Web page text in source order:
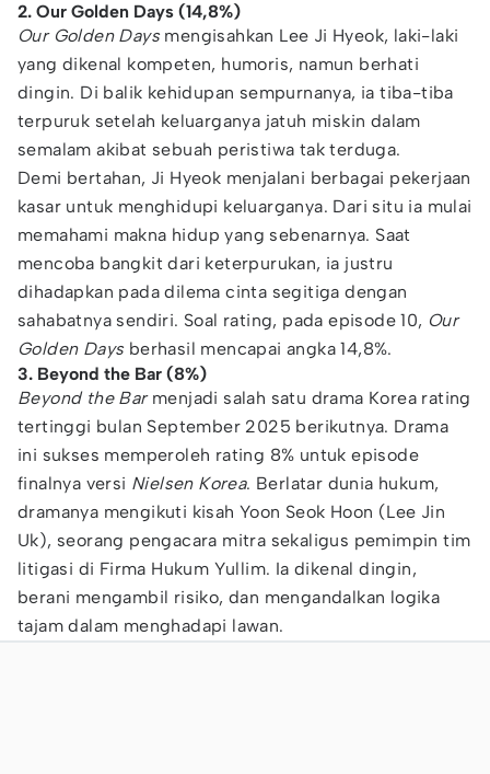
2. Our Golden Days (14,8%)
Our Golden Daysmengisahkan Lee Ji Hyeok, laki-laki
yang dikenal kompeten, humoris, namun berhati
dingin. Di balik kehidupan sempurnanya, ia tiba-tiba
terpuruk setelah keluarganya jatuh miskin dalam
semalam akibat sebuah peristiwa tak terduga.
Demi bertahan, Ji Hyeok menjalani berbagai pekerjaan
kasar untuk menghidupi keluarganya. Dari situ ia mulai
memahami makna hidup yang sebenarnya. Saat
mencoba bangkit dari keterpurukan, ia justru
dihadapkan pada dilema cinta segitiga dengan
sahabatnya sendiri. Soal rating, pada episode 10, Our
Golden Daysberhasil mencapai angka 14,8%.
3. Beyond the Bar (8%)
Beyond the Barmenjadi salah satu drama Korea rating
tertinggi bulan September 2025 berikutnya. Drama
ini sukses memperoleh rating 8% untuk episode
finalnya versi Nielsen Korea. Berlatar dunia hukum,
dramanya mengikuti kisah Yoon Seok Hoon (Lee Jin
Uk), seorang pengacara mitra sekaligus pemimpin tim
litigasi di Firma Hukum Yullim. Ia dikenal dingin,
berani mengambil risiko, dan mengandalkan logika
tajam dalam menghadapi lawan.